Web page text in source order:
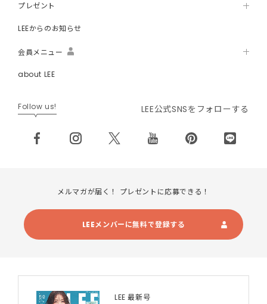
プレゼント
LEEからのお知らせ
会員メニュー
about LEE
Follow us! LEE公式SNSをフォローする
メルマガが届く！ プレゼントに応募できる！
LEEメンバーに無料で登録する
LEE 最新号